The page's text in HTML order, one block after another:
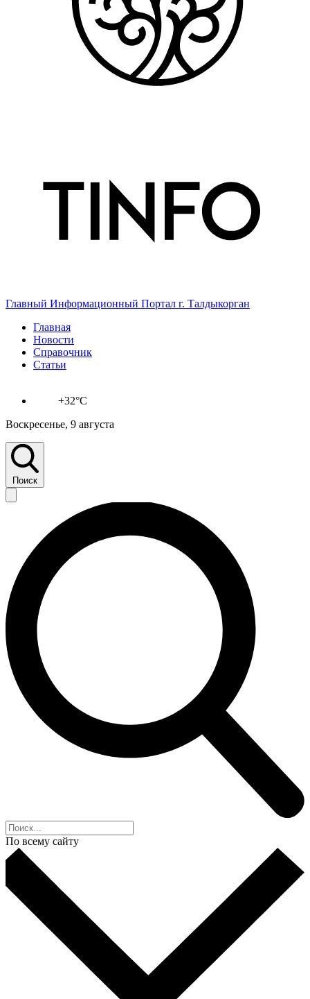
Главный Информационный Портал г. Талдыкорган
Главная
Новости
Справочник
Статьи
+32°C
Воскресенье, 9 августа
Поиск
По всему сайту